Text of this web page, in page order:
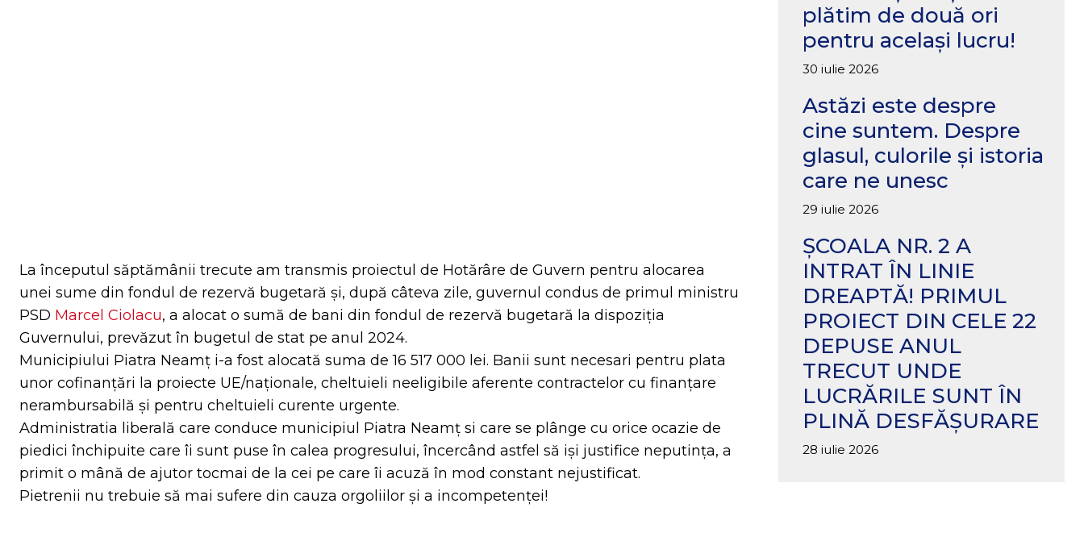
La începutul săptămânii trecute am transmis proiectul de Hotărâre de Guvern pentru alocarea
unei sume din fondul de rezervă bugetară și, după câteva zile, guvernul condus de primul ministru
PSD Marcel Ciolacu, a alocat o sumă de bani din fondul de rezervă bugetară la dispoziția
Guvernului, prevăzut în bugetul de stat pe anul 2024.
Municipiului Piatra Neamț i-a fost alocată suma de 16 517 000 lei. Banii sunt necesari pentru plata
unor cofinanțări la proiecte UE/naționale, cheltuieli neeligibile aferente contractelor cu finanţare
nerambursabilă și pentru cheltuieli curente urgente.
Administratia liberală care conduce municipiul Piatra Neamț si care se plânge cu orice ocazie de
piedici închipuite care îi sunt puse în calea progresului, încercând astfel să iși justifice neputința, a
primit o mână de ajutor tocmai de la cei pe care îi acuză în mod constant nejustificat.
Pietrenii nu trebuie să mai sufere din cauza orgoliilor și a incompetenței!
plătim de două ori
pentru același lucru!
30 iulie 2026
Astăzi este despre
cine suntem. Despre
glasul, culorile și istoria
care ne unesc
29 iulie 2026
ȘCOALA NR. 2 A
INTRAT ÎN LINIE
DREAPTĂ! PRIMUL
PROIECT DIN CELE 22
DEPUSE ANUL
TRECUT UNDE
LUCRĂRILE SUNT ÎN
PLINĂ DESFĂȘURARE
28 iulie 2026